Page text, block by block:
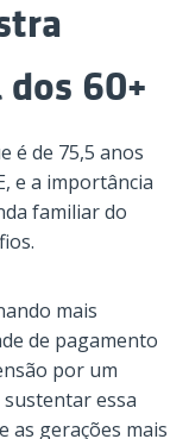
60+
é de 75,5 anos
e a importância
familiar do
mais
de pagamento
por um
essa
as gerações mais